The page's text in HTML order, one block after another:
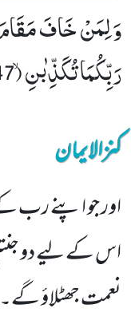
رَبِّكُمَا تُكَذِّبٰنِۙ (47)
کنزالایمان
اور جو اپنے
اس کے لیے دو
نعمت جھٹلاؤ گے۔